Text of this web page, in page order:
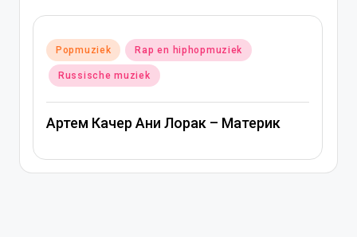
Geplaatst
in
Popmuziek Rap en hiphopmuziek
Russische muziek
Артем Качер Ани Лорак – Материк